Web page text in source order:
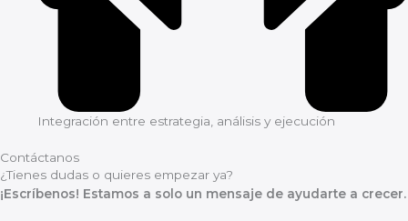
Integración entre estrategia, análisis y ejecución
Contáctanos
¿Tienes dudas o quieres empezar ya?
¡Escríbenos! Estamos a solo un mensaje de ayudarte a crecer.